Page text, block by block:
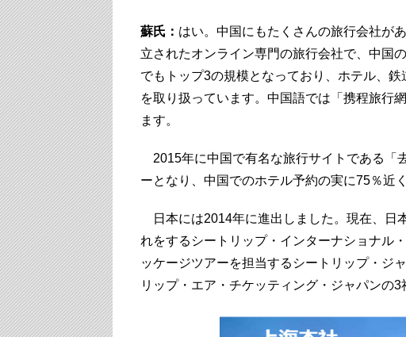
蘇氏： はい。中国にもたくさんの旅行会社が
立されたオンライン専門の旅行会社で、中国
でもトップ3の規模となっており、ホテル、
を取り扱っています。中国語では「携程旅行
ます。
2015年に中国で有名な旅行サイトである「
ーとなり、中国でのホテル予約の実に75％近
日本には2014年に進出しました。現在、日
れをするシートリップ・インターナショナル
ッケージツアーを担当するシートリップ・ジ
リップ・エア・チケッティング・ジャパンの3